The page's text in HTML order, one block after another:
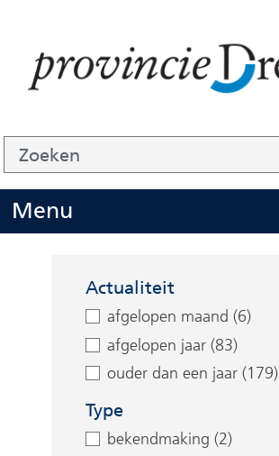
inhoud
Z
o
e
k
Menu
i
p
p
n
Actualiteit
afgelopen maand (6)
afgelopen jaar (83)
ouder dan een jaar (179)
Type
bekendmaking (2)